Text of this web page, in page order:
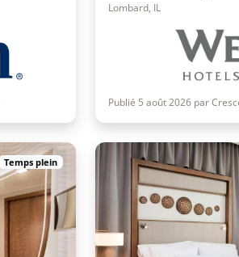
Lombard, IL
Publié 5 août 2026 par
Temps plein